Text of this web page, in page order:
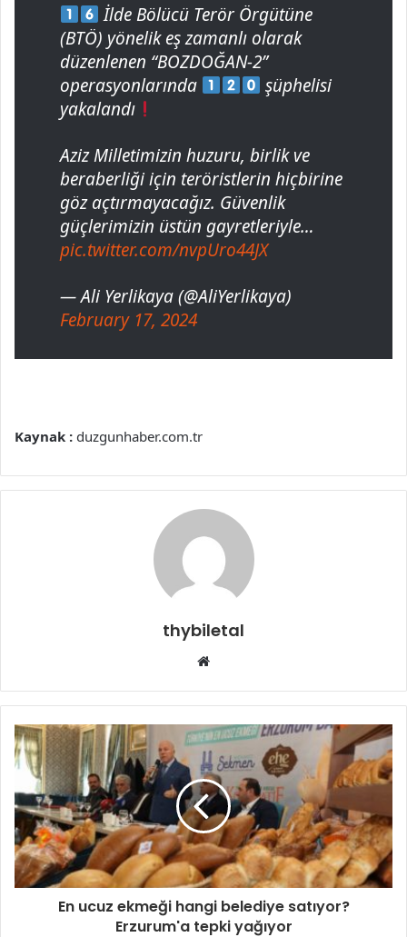
İlde Bölücü Terör Örgütüne
(BTÖ) yönelik eş zamanlı olarak
düzenlenen “BOZDOĞAN-2”
operasyonlarında
şüphelisi
yakalandı
Aziz Milletimizin huzuru, birlik ve
beraberliği için teröristlerin hiçbirine
göz açtırmayacağız. Güvenlik
güçlerimizin üstün gayretleriyle…
pic.twitter.com/nvpUro44JX
— Ali Yerlikaya (@AliYerlikaya)
February 17, 2024
Kaynak : duzgunhaber.com.tr
thybiletal
Web
En ucuz ekmeği hangi belediye satıyor?
Erzurum'a tepki yağıyor